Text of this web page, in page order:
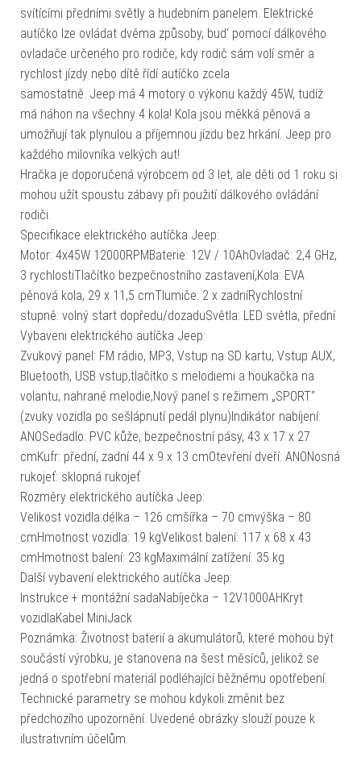
svítícími předními světly a hudebním panelem. Elektrické
autíčko lze ovládat dvěma způsoby, bud‘ pomocí dálkového
ovladače určeného pro rodiče, kdy rodič sám volí směr a
rychlost jízdy nebo dítě řídí autíčko zcela
samostatně. Jeep má 4 motory o výkonu každý 45W, tudíž
má náhon na všechny 4 kola! Kola jsou měkká pěnová a
umožňují tak plynulou a příjemnou jízdu bez hrkání. Jeep pro
každého milovníka velkých aut!
Hračka je doporučená výrobcem od 3 let, ale děti od 1 roku si
mohou užít spoustu zábavy při použití dálkového ovládání
rodiči.
Specifikace elektrického autíčka Jeep:
Motor: 4x45W 12000RPMBaterie: 12V / 10AhOvladač: 2,4 GHz,
3 rychlostiTlačítko bezpečnostního zastavení,Kola: EVA
pěnová kola, 29 x 11,5 cmTlumiče: 2 x zadníRychlostní
stupně: volný start dopředu/dozaduSvětla: LED světla, přední
Vybaveni elektrického autíčka Jeep:
Zvukový panel: FM rádio, MP3, Vstup na SD kartu, Vstup AUX,
Bluetooth, USB vstup,tlačítko s melodiemi a houkačka na
volantu, nahrané melodie,Nový panel s režimem „SPORT“
(zvuky vozidla po sešlápnutí pedál plynu)Indikátor nabíjení:
ANOSedadlo: PVC kůže, bezpečnostní pásy, 43 x 17 x 27
cmKufr: přední, zadní 44 x 9 x 13 cmOtevření dveří: ANONosná
rukojeť: sklopná rukojeť
Rozměry elektrického autíčka Jeep:
Velikost vozidla:délka – 126 cmšířka – 70 cmvýška – 80
cmHmotnost vozidla: 19 kgVelikost balení: 117 x 68 x 43
cmHmotnost balení: 23 kgMaximální zatížení: 35 kg
Další vybavení elektrického autíčka Jeep:
Instrukce + montážní sadaNabíječka – 12V1000AHKryt
vozidlaKabel MiniJack
Poznámka: Životnost baterií a akumulátorů, které mohou být
součástí výrobku, je stanovena na šest měsíců, jelikož se
jedná o spotřební materiál podléhající běžnému opotřebení.
Technické parametry se mohou kdykoli změnit bez
předchozího upozornění. Uvedené obrázky slouží pouze k
ilustrativním účelům.